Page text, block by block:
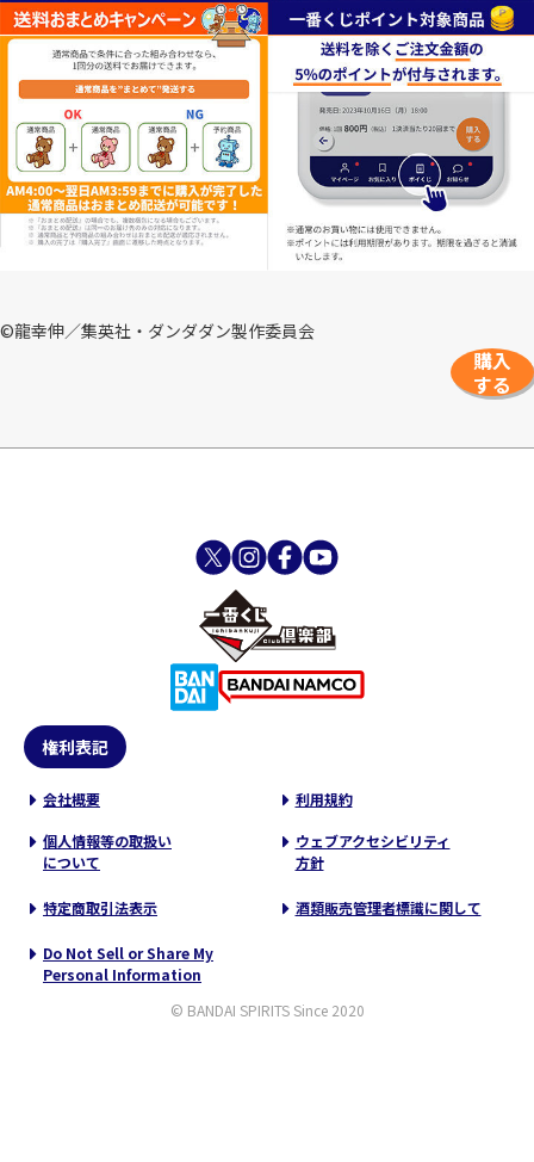
©龍幸伸／集英社・ダンダダン製作委員会
購入
する
権利表記
会社概要 利用規約
個人情報等の取扱い
について
ウェブアクセシビリティ
方針
特定商取引法表示 酒類販売管理者標識に関して
Do Not Sell or Share My
Personal Information
© BANDAI SPIRITS Since 2020